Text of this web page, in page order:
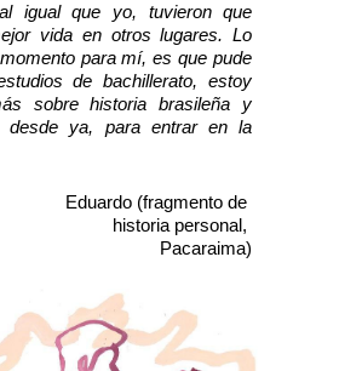
igual que yo, tuvieron que
vida en otros lugares. Lo
para mí, es que pude
de bachillerato, estoy
sobre historia brasileña y
desde ya, para entrar en la
Eduardo (fragmento de
historia personal,
Pacaraima)